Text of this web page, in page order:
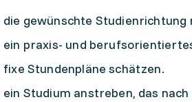
die gewünschte
ein praxis- und
fixe Stundenpläne schätzen.
ein Studium anstreben, das